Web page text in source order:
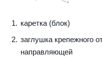
каретка (блок)
заглушка крепежного
направляющей